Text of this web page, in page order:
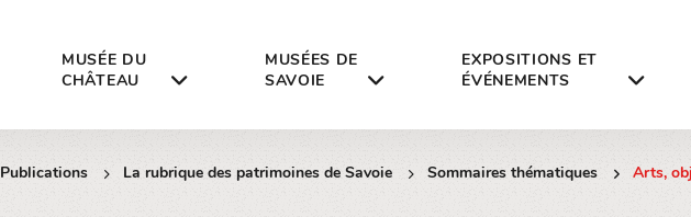
MUSÉE DU
CHÂTEAU
MUSÉES DE
SAVOIE
EXPOSITIONS ET
ÉVÉNEMENTS
Publications La rubrique des patrimoines de Savoie Sommaires thématiques Arts,